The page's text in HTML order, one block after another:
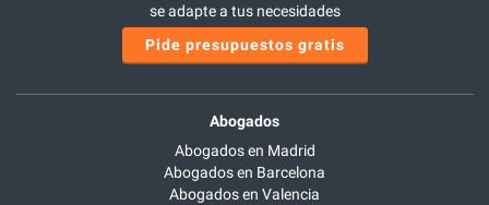
se adapte a tus necesidades
Pide presupuestos gratis
Abogados
Abogados en Madrid
Abogados en Barcelona
Abogados en Valencia